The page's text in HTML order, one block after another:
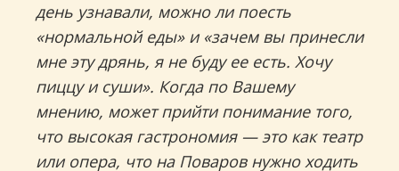
день узнавали, можно ли поесть
«нормальной еды» и «зачем вы принесли
мне эту дрянь, я не буду ее есть. Хочу
пиццу и суши». Когда по Вашему
мнению, может прийти понимание того,
что высокая гастрономия — это как театр
или опера, что на Поваров нужно ходить